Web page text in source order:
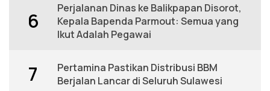
6
Perjalanan Dinas ke Balikpapan Disorot,
Kepala Bapenda Parmout: Semua yang
Ikut Adalah Pegawai
7
Pertamina Pastikan Distribusi BBM
Berjalan Lancar di Seluruh Sulawesi